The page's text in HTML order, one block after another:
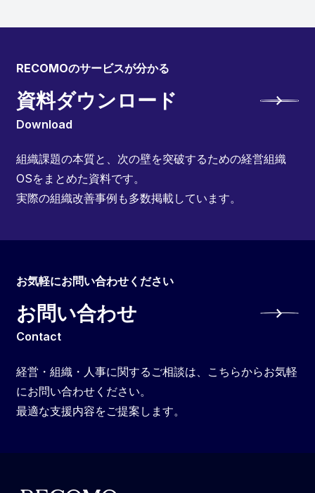
RECOMOのサービスが分かる
資料ダウンロード
Download
組織課題の本質と、次の壁を突破するための経営組織
OSをまとめた資料です。
実際の組織改善事例も多数掲載しています。
お気軽にお問い合わせください
お問い合わせ
Contact
経営・組織・人事に関するご相談は、こちらからお気軽
にお問い合わせください。
最適な支援内容をご提案します。